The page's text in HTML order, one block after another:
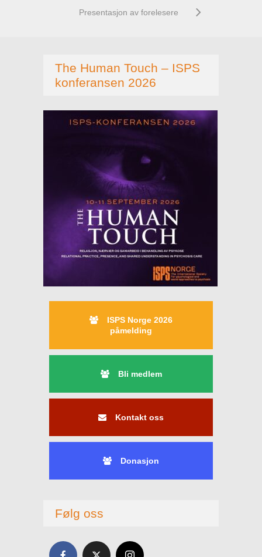
Presentasjon av forelesere
The Human Touch – ISPS
konferansen 2026
ISPS Norge 2026
påmelding
Bli medlem
Kontakt oss
Donasjon
Følg oss